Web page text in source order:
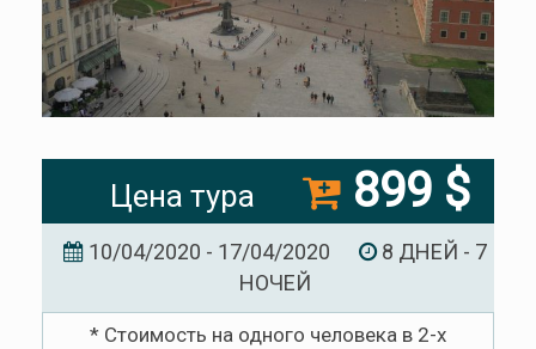
Цена тура 899 $
10/04/2020 - 17/04/2020
8 ДНЕЙ - 7
НОЧЕЙ
* Стоимость на одного человека в 2-х